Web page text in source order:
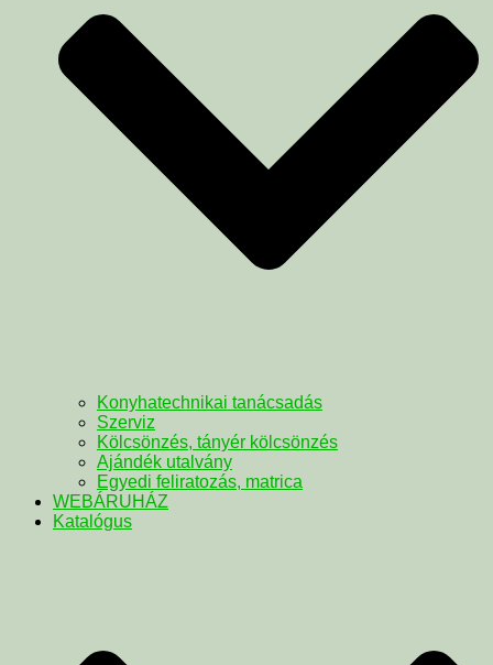
Konyhatechnikai tanácsadás
Szerviz
Kölcsönzés, tányér kölcsönzés
Ajándék utalvány
Egyedi feliratozás, matrica
WEBÁRUHÁZ
Katalógus